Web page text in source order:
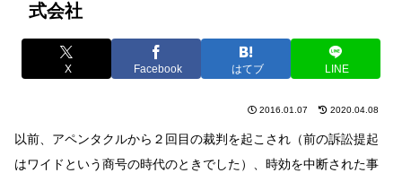
式会社
X Facebook はてブ LINE
2016.01.07 2020.04.08
以前、アペンタクルから２回目の裁判を起こされ（前の訴訟提起
はワイドという商号の時代のときでした）、時効を中断された事